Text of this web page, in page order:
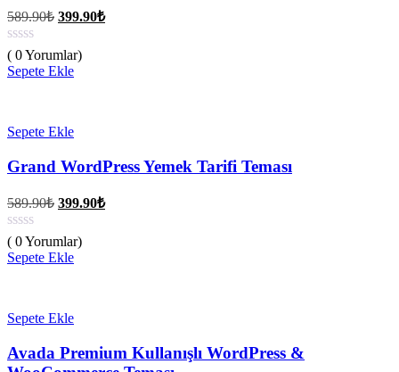
589.90₺ Orijinal
589.90₺.
399.90₺Şu
( 0 Yorumlar)
Sepete Ekle
Sepete Ekle
Grand WordPress Yemek Tarifi Teması
589.90₺ Orijinal
589.90₺.
399.90₺Şu
( 0 Yorumlar)
Sepete Ekle
Sepete Ekle
Avada Premium Kullanışlı WordPress &